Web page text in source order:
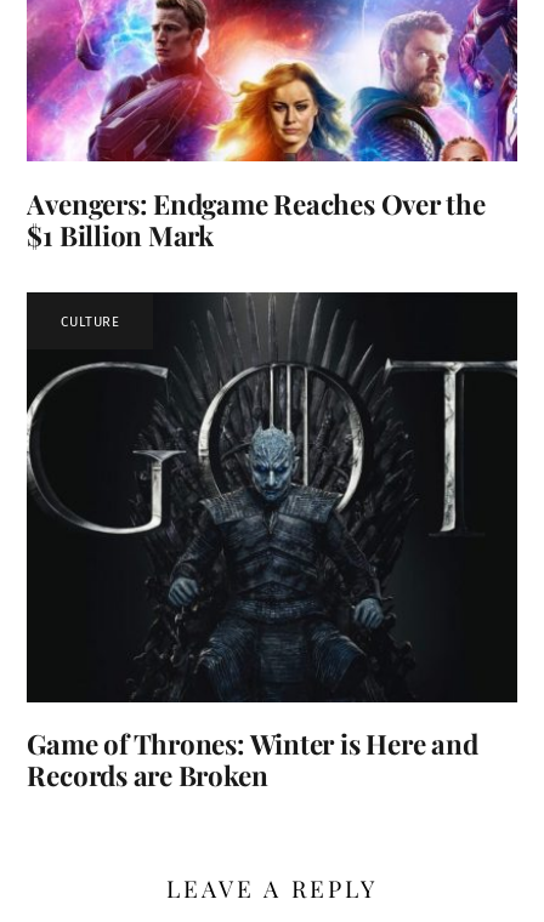
Avengers: Endgame Reaches Over the
$1 Billion Mark
CULTURE
Game of Thrones: Winter is Here and
Records are Broken
LEAVE A REPLY